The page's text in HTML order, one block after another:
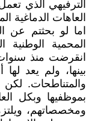
الترفيهي الذي
العاهات الدماغية
اما لو بحثتم عن
المحمية الوطنية
انقرضت منذ
بينها، ولم يعد
والمتناطحات.
بموظفيها وبكل
ومخصصاتهم،